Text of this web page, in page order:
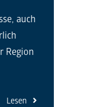
auch
Region
Lesen